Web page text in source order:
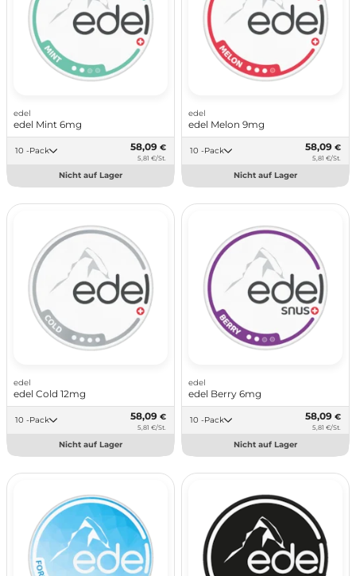
edel
edel Mint 6mg
10 -Pack 58,09 €
5,81 €/St.
Nicht auf Lager
edel
edel Melon 9mg
10 -Pack 58,09 €
5,81 €/St.
Nicht auf Lager
edel
edel Cold 12mg
10 -Pack 58,09 €
5,81 €/St.
Nicht auf Lager
edel
edel Berry 6mg
10 -Pack 58,09 €
5,81 €/St.
Nicht auf Lager